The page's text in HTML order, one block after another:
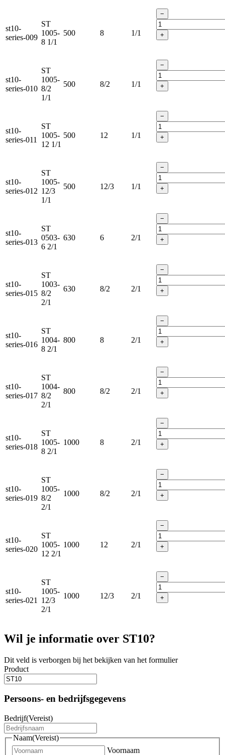
st10-
series-009
ST
1005-
8 1/1
500 8 1/1
−
+
st10-
series-010
ST
1005-
8/2
1/1
500 8/2 1/1
−
+
st10-
series-011
ST
1005-
12 1/1
500 12 1/1
−
+
st10-
series-012
ST
1005-
12/3
1/1
500 12/3 1/1
−
+
st10-
series-013
ST
0503-
6 2/1
630 6 2/1
−
+
st10-
series-015
ST
1003-
8/2
2/1
630 8/2 2/1
−
+
st10-
series-016
ST
1004-
8 2/1
800 8 2/1
−
+
st10-
series-017
ST
1004-
8/2
2/1
800 8/2 2/1
−
+
st10-
series-018
ST
1005-
8 2/1
1000 8 2/1
−
+
st10-
series-019
ST
1005-
8/2
2/1
1000 8/2 2/1
−
+
st10-
series-020
ST
1005-
12 2/1
1000 12 2/1
−
+
st10-
series-021
ST
1005-
12/3
2/1
1000 12/3 2/1
−
+
Wil je informatie over ST10?
Dit veld is verborgen bij het bekijken van het formulier
Product
Persoons- en bedrijfsgegevens
Bedrijf(Vereist)
Naam(Vereist)
Voornaam